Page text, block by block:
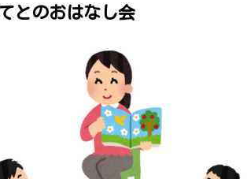
とのおはなし会